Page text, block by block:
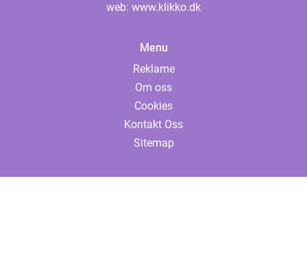
web: www.klikko.dk
Menu
Reklame
Om oss
Cookies
Kontakt Oss
Sitemap